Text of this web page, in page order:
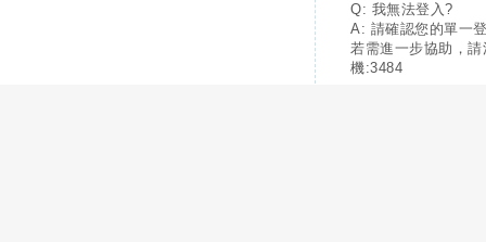
Q: 我無法登入?
A: 請確認您的單一
若需進一步協助，
機:3484